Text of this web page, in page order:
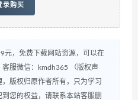
录购买
元，免费下载网站资源，可以在
服微信：kmdh365 （版权声
版权归原作者所有，只为学习
您的权益，请联系本站客服删